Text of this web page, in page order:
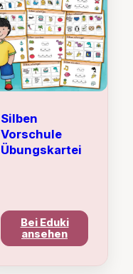
Silben
Vorschule
Übungskartei
Bei Eduki
ansehen